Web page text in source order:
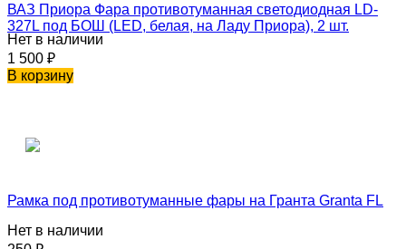
ВАЗ Приора Фара противотуманная светодиодная LD-
327L под БОШ (LED, белая, на Ладу Приора), 2 шт.
Нет в наличии
1 500 ₽
В корзину
Рамка под противотуманные фары на Гранта Granta FL
Нет в наличии